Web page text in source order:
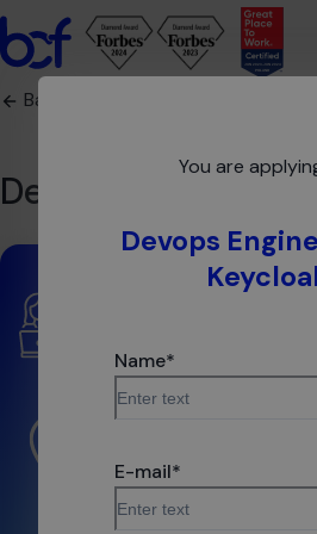
Back to offers
3 - 5years
Warszawa
Devops Engineer
You are
Devops
Name*
E-mail*